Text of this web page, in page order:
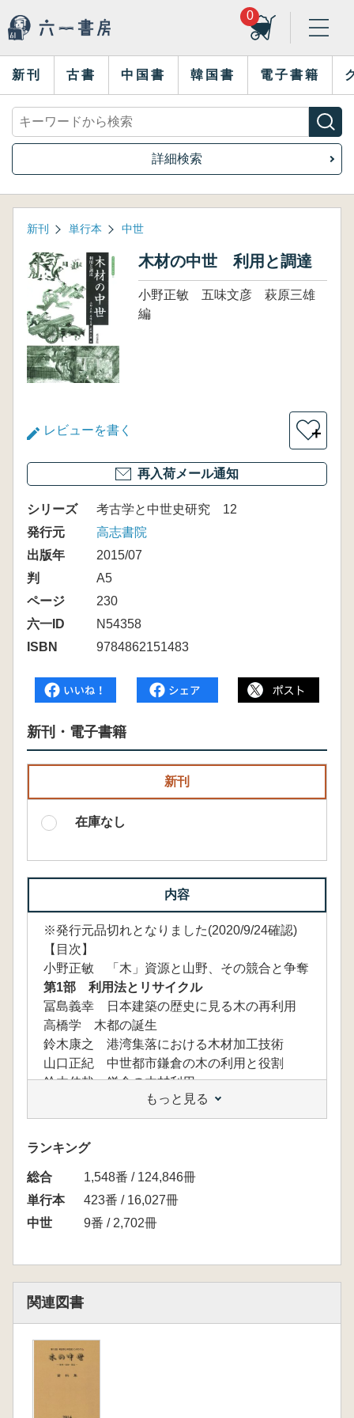
0
新刊 古書 中国書 韓国書 電子書籍
詳細検索
新刊 単行本 中世
木材の中世 利用と調達
小野正敏 五味文彦 萩原三雄
編
レビューを書く ＋
再入荷メール通知
シリーズ
考古学と中世史研究 12
発行元
高志書院
出版年
2015/07
判
A5
ページ
230
六一ID
N54358
ISBN
9784862151483
新刊・電子書籍
新刊
在庫なし
内容
※発行元品切れとなりました(2020/9/24確認)
【目次】
小野正敏 「木」資源と山野、その競合と争奪
第1部 利用法とリサイクル
冨島義幸 日本建築の歴史に見る木の再利用
高橋学 木都の誕生
鈴木康之 港湾集落における木材加工技術
山口正紀 中世都市鎌倉の木の利用と役割
鈴木伸哉 鎌倉の木材利用
第2部 調達法と木の効用
盛本昌広 榑・材木の規格と木の種類
高橋一樹 材木の調達・消費と武家権力
下村周太郎 中世における樹木観・竹木観の展
開
もっと見る
ランキング
総合
1,548番 / 124,846冊
単行本
423番 / 16,027冊
中世
9番 / 2,702冊
関連図書